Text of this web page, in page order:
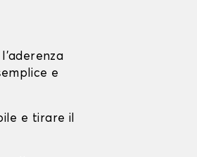
e
e tirare il